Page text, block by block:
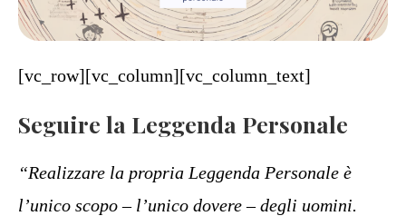
[vc_row][vc_column][vc_column_text]
Seguire la Leggenda Personale
“Realizzare la propria Leggenda Personale è
l’unico scopo – l’unico dovere – degli uomini.